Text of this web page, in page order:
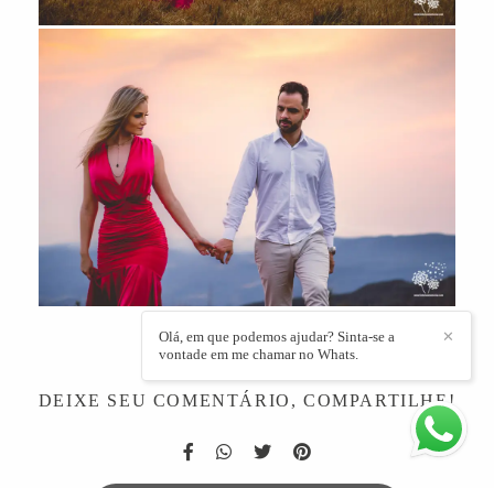
DEIXE SEU COMENTÁRIO, COMPARTILHE!
✕
Olá, em que podemos ajudar? Sinta-se a
vontade em me chamar no Whats.